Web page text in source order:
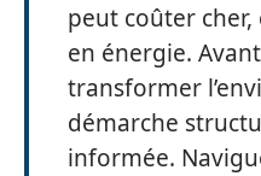
peut coûter
en énergie.
transformer
démarche
informée.